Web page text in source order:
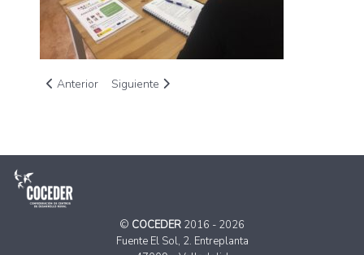
Artículo anterior: Aprender a combatir las violencias
Anterior Artículo siguiente: COCEDER y sus CDR llevan
Siguiente
© COCEDER 2016 - 2026
Fuente El Sol, 2. Entreplanta